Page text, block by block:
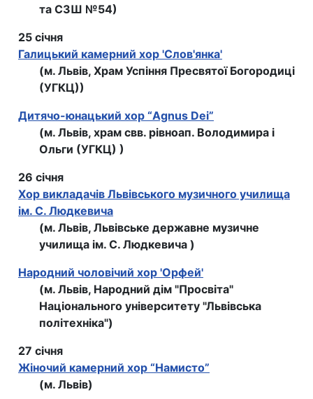
та СЗШ №54)
25 січня
Галицький камерний хор 'Слов'янка'
(м. Львів, Храм Успіння Пресвятої Богородиці
(УГКЦ))
Дитячо-юнацький хор “Agnus Dei”
(м. Львів, храм свв. рівноап. Володимира і
Ольги (УГКЦ) )
26 січня
Хор викладачів Львівського музичного училища
ім. С. Людкевича
(м. Львів, Львівське державне музичне
училища ім. С. Людкевича )
Народний чоловічий хор 'Орфей'
(м. Львів, Народний дім "Просвіта"
Національного університету "Львівська
політехніка")
27 січня
Жіночий камерний хор “Намисто”
(м. Львів)